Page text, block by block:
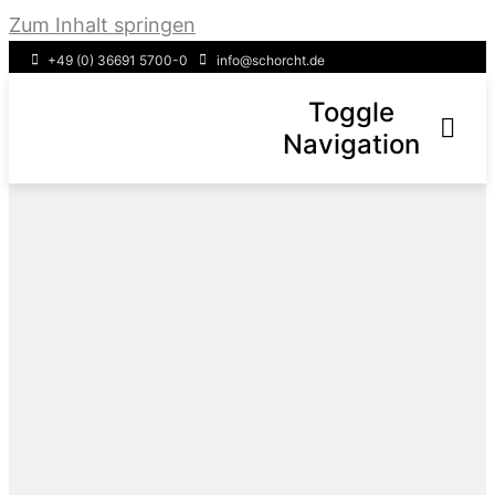
Zum Inhalt springen
+49 (0) 36691 5700-0 info@schorcht.de
Toggle
Navigation